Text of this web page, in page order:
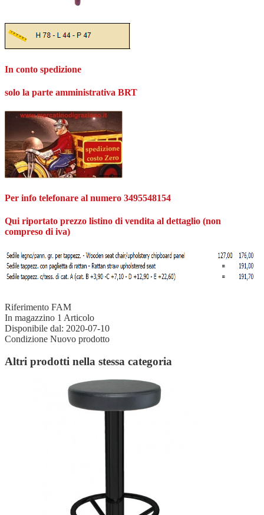
In conto spedizione
solo la parte amministrativa BRT
Per info telefonare al numero 3495548154
Qui riportato prezzo listino di vendita al dettaglio (non
compreso di iva)
Riferimento FAM
In magazzino 1 Articolo
Disponibile dal: 2020-07-10
Condizione Nuovo prodotto
Altri prodotti nella stessa categoria